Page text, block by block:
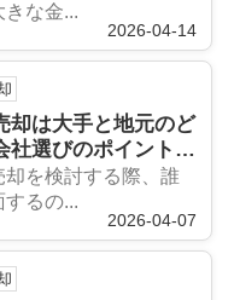
きな金...
2026-04-14
却は大手と地元のど
社選びのポイントに
解説
却を検討する際、誰
するの...
2026-04-07